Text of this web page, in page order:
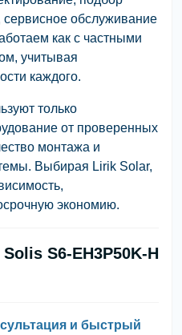
сервисное обслуживание
как с частными
учитывая
каждого.
только
от проверенных
монтажа и
Выбирая Lirik Solar,
экономию.
S6-EH3P50K-H
и быстрый